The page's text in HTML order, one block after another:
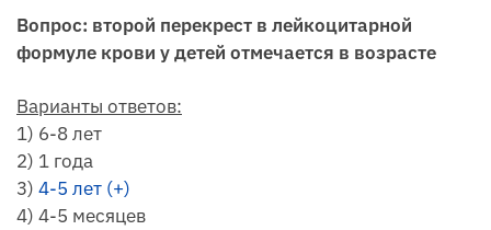
Вопрос: второй перекрест в лейкоцитарной
формуле крови у детей отмечается в возрасте
Варианты ответов:
1) 6-8 лет
2) 1 года
3) 4-5 лет (+)
4) 4-5 месяцев